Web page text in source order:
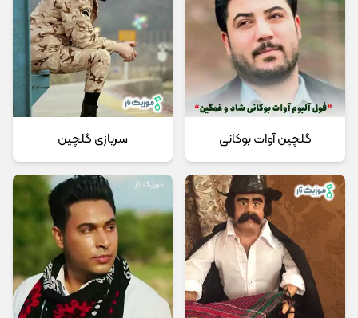
گلچین آوات بوکانی سربازی گلچین